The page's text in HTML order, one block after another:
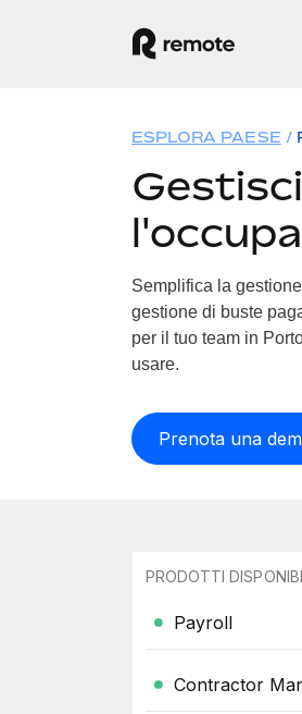
ESPLORA PAESE
Semplifica la
gestione di buste
per il tuo team in
usare.
Prenota una
PRODOTTI
Payroll
Contractor